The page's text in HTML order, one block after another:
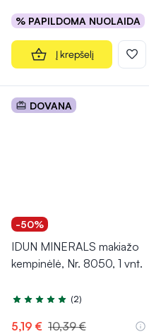
% PAPILDOMA NUOLAIDA
Į krepšelį
DOVANA
-50%
IDUN MINERALS makiažo
kempinėlė, Nr. 8050, 1 vnt.
Įvertinimas 5.0 iš 5
(2)
5,19 € 10,39 €